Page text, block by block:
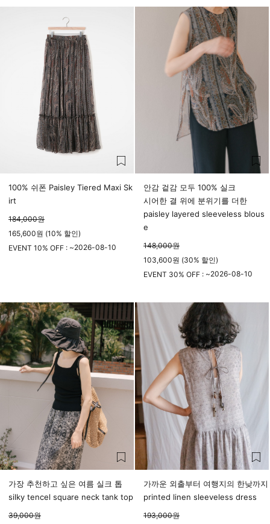
100% 쉬폰 Paisley Tiered Maxi Sk
irt
184,000원
165,600원 (10% 할인)
EVENT 10% OFF : ~2026-08-10
안감 겉감 모두 100% 실크
시어한 결 위에 분위기를 더한
paisley layered sleeveless blous
e
148,000원
103,600원 (30% 할인)
EVENT 30% OFF : ~2026-08-10
가장 추천하고 싶은 여름 실크 톱
silky tencel square neck tank top
39,000원
가까운 외출부터 여행지의 한낮까지
printed linen sleeveless dress
193,000원